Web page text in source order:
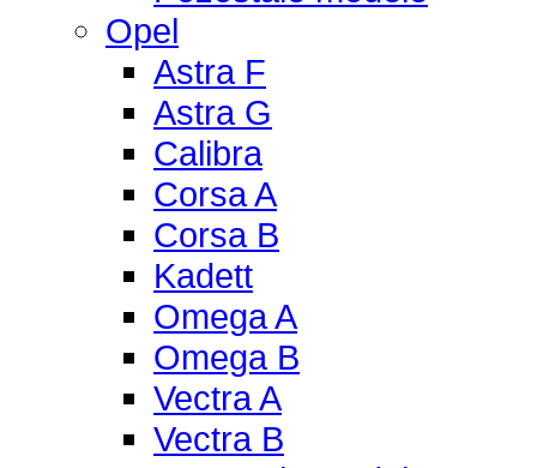
Opel
Astra F
Astra G
Calibra
Corsa A
Corsa B
Kadett
Omega A
Omega B
Vectra A
Vectra B